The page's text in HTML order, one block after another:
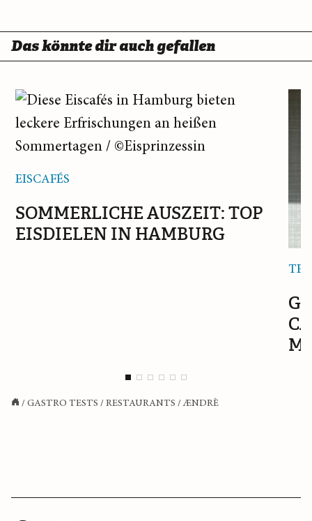
Das könnte dir auch gefallen
EISCAFÉS
SOMMERLICHE AUSZEIT: TOP
EISDIELEN IN HAMBURG
/ GASTRO TESTS / RESTAURANTS /ÆNDRÈ